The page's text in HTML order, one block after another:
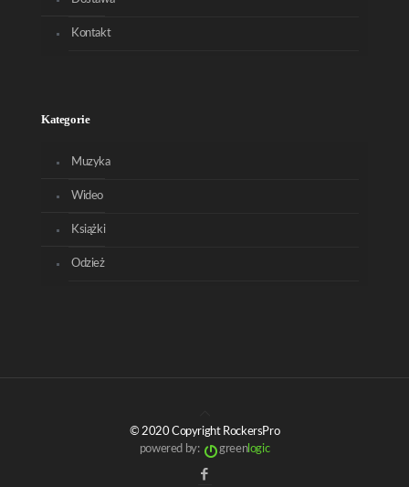
Kontakt
Kategorie
Muzyka
Wideo
Książki
Odzież
© 2020 Copyright RockersPro
powered by:
greenlogic